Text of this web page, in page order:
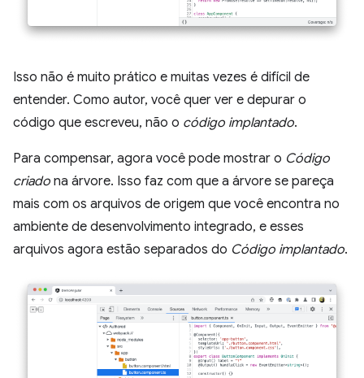
Isso não é muito prático e muitas vezes é difícil de
entender. Como autor, você quer ver e depurar o
código que escreveu, não o código implantado.
Para compensar, agora você pode mostrar o Código
criado na árvore. Isso faz com que a árvore se pareça
mais com os arquivos de origem que você encontra no
ambiente de desenvolvimento integrado, e esses
arquivos agora estão separados do Código implantado.